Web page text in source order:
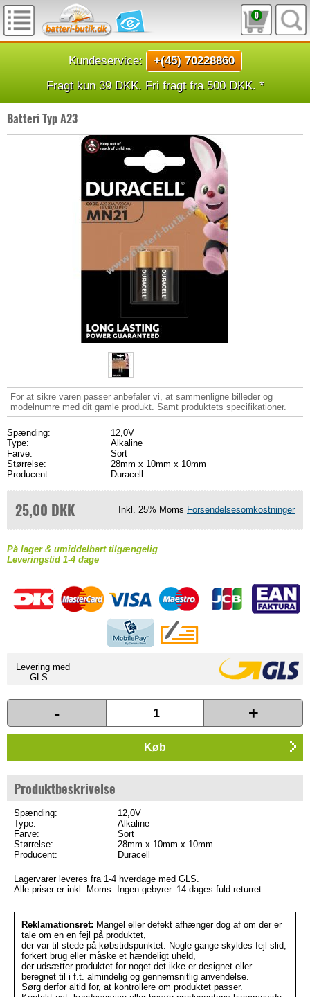
0
Kundeservice:
+(45) 70228860
Fragt kun 39 DKK. Fri fragt fra 500 DKK. *
Batteri Typ A23
For at sikre varen passer anbefaler vi, at sammenligne billeder og
modelnumre med dit gamle produkt. Samt produktets specifikationer.
Spænding:
12,0V
Type:
Alkaline
Farve:
Sort
Størrelse:
28mm x 10mm x 10mm
Producent:
Duracell
25,00 DKK Inkl. 25% Moms Forsendelsesomkostninger
På lager & umiddelbart tilgængelig
Leveringstid 1-4 dage
Levering med
GLS:
- +
Køb
Produktbeskrivelse
Spænding:
12,0V
Type:
Alkaline
Farve:
Sort
Størrelse:
28mm x 10mm x 10mm
Producent:
Duracell
Lagervarer leveres fra 1-4 hverdage med GLS.
Alle priser er inkl. Moms. Ingen gebyrer. 14 dages fuld returret.
Reklamationsret: Mangel eller defekt afhænger dog af om der er
tale om en en fejl på produktet,
der var til stede på købstidspunktet. Nogle gange skyldes fejl slid,
forkert brug eller måske et hændeligt uheld,
der udsætter produktet for noget det ikke er designet eller
beregnet til i f.t. almindelig og gennemsnitlig anvendelse.
Sørg derfor altid for, at kontrollere om produktet passer.